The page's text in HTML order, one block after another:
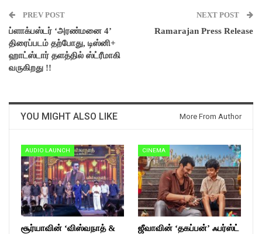
PREV POST
ப்ளாக்பஸ்டர் ‘அரண்மனை 4’
திரைப்படம் தற்போது, டிஸ்னி+
ஹாட்ஸ்டார் தளத்தில் ஸ்ட்ரீமாகி
வருகிறது !!
NEXT POST
Ramarajan Press Release
YOU MIGHT ALSO LIKE More From Author
AUDIO LAUNCH
சூர்யாவின் ‘விஸ்வநாத் &
CINEMA
ஜீவாவின் ‘தகப்பன்’ ஃபர்ஸ்ட்